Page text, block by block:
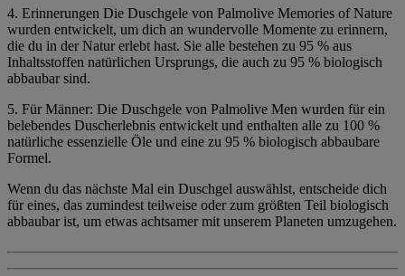
4. Erinnerungen Die Duschgele von Palmolive Memories of Nature
wurden entwickelt, um dich an wundervolle Momente zu erinnern,
die du in der Natur erlebt hast. Sie alle bestehen zu 95 % aus
Inhaltsstoffen natürlichen Ursprungs, die auch zu 95 % biologisch
abbaubar sind.
5. Für Männer: Die Duschgele von Palmolive Men wurden für ein
belebendes Duscherlebnis entwickelt und enthalten alle zu 100 %
natürliche essenzielle Öle und eine zu 95 % biologisch abbaubare
Formel.
Wenn du das nächste Mal ein Duschgel auswählst, entscheide dich
für eines, das zumindest teilweise oder zum größten Teil biologisch
abbaubar ist, um etwas achtsamer mit unserem Planeten umzugehen.